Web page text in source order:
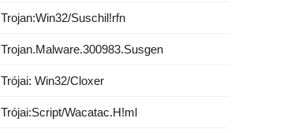
Trojan:Win32/Suschil!rfn
Trojan.Malware.300983.Susgen
Trójai: Win32/Cloxer
Trójai:Script/Wacatac.H!ml